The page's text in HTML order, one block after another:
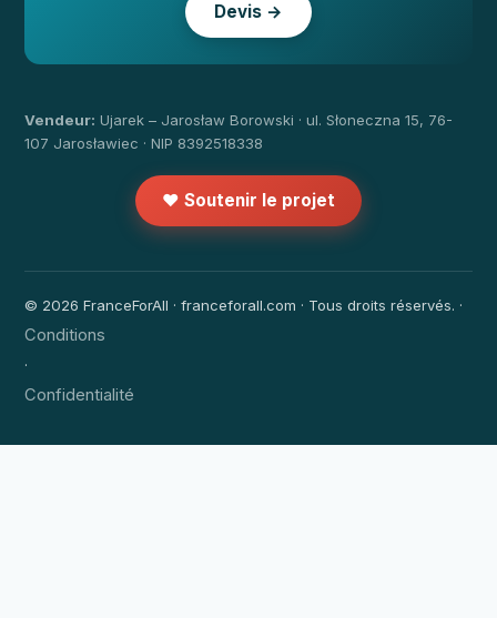
Devis →
Vendeur: Ujarek – Jarosław Borowski · ul. Słoneczna 15, 76-
107 Jarosławiec · NIP 8392518338
❤️ Soutenir le projet
© 2026 FranceForAll · franceforall.com · Tous droits réservés. ·
Conditions
·
Confidentialité